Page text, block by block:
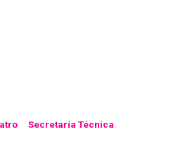
Secretaría Técnica